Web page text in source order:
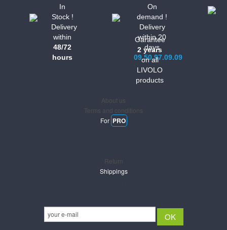
In
Stock !
Delivery
within
48/72
hours
On
demand !
Delivery
within 20
days
09.50.97.09.09
Garantee
2 years
on all
LIVOLO
products
About us
Terms and conditions
For PRO
Return
Shippings